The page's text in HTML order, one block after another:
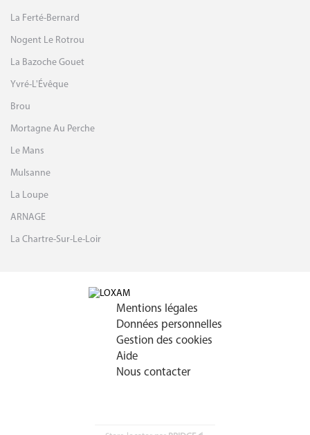
La Ferté-Bernard
Nogent Le Rotrou
La Bazoche Gouet
Yvré-L'Évêque
Brou
Mortagne Au Perche
Le Mans
Mulsanne
La Loupe
ARNAGE
La Chartre-Sur-Le-Loir
Mentions légales
Données personnelles
Gestion des cookies
Aide
Nous contacter